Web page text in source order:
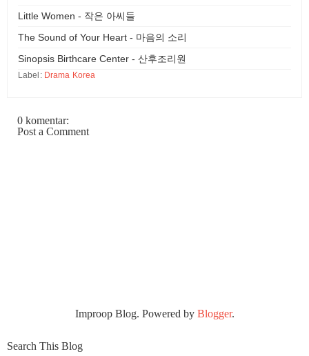
Little Women - 작은 아씨들
The Sound of Your Heart - 마음의 소리
Sinopsis Birthcare Center - 산후조리원
Label: Drama Korea
0 komentar:
Post a Comment
Improop Blog. Powered by Blogger.
Search This Blog